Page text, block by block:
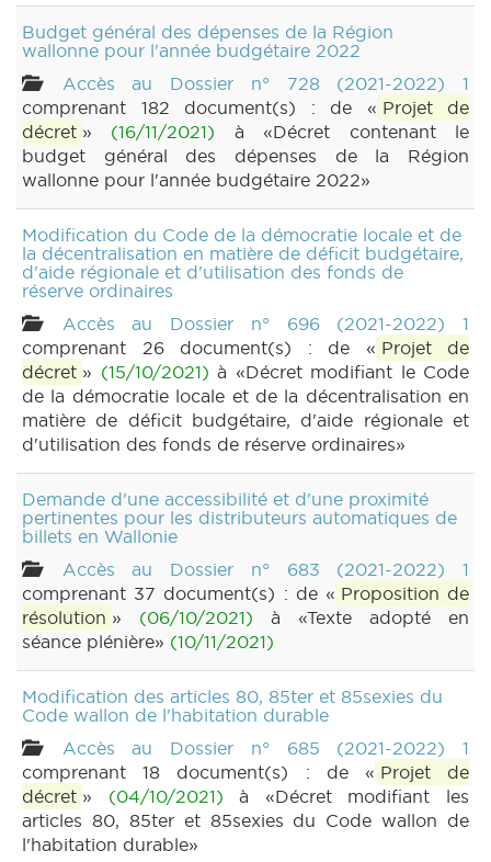
Budget général des dépenses de la Région
wallonne pour l'année budgétaire 2022
Accès au Dossier n° 728 (2021-2022) 1
comprenant 182 document(s) : de « Projet de
décret » (16/11/2021) à «Décret contenant le
budget général des dépenses de la Région
wallonne pour l'année budgétaire 2022»
Modification du Code de la démocratie locale et de
la décentralisation en matière de déficit budgétaire,
d'aide régionale et d'utilisation des fonds de
réserve ordinaires
Accès au Dossier n° 696 (2021-2022) 1
comprenant 26 document(s) : de « Projet de
décret » (15/10/2021) à «Décret modifiant le Code
de la démocratie locale et de la décentralisation en
matière de déficit budgétaire, d'aide régionale et
d'utilisation des fonds de réserve ordinaires»
Demande d'une accessibilité et d'une proximité
pertinentes pour les distributeurs automatiques de
billets en Wallonie
Accès au Dossier n° 683 (2021-2022) 1
comprenant 37 document(s) : de « Proposition de
résolution » (06/10/2021) à «Texte adopté en
séance plénière» (10/11/2021)
Modification des articles 80, 85ter et 85sexies du
Code wallon de l'habitation durable
Accès au Dossier n° 685 (2021-2022) 1
comprenant 18 document(s) : de « Projet de
décret » (04/10/2021) à «Décret modifiant les
articles 80, 85ter et 85sexies du Code wallon de
l'habitation durable»